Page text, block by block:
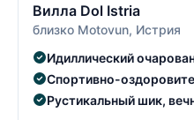
Вилла Dol Istria
близко Motovun, Истрия
Идиллический
Спортивно-
Рустикальный шик,